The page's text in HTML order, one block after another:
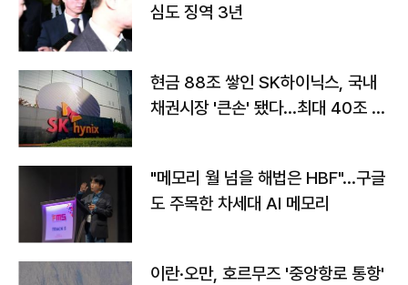
심도 징역 3년
현금 88조 쌓인 SK하이닉스, 국내
채권시장 '큰손' 됐다…최대 40조 투
"메모리 월 넘을 해법은 HBF"…구글
도 주목한 차세대 AI 메모리
이란·오만, 호르무즈 '중앙항로 통항'